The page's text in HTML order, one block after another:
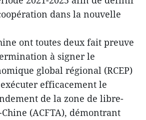
dans la nouvelle
ont toutes deux fait preuve
à signer le
global régional (RCEP)
efficacement le
de la zone de libre-
Chine (ACFTA), démontrant